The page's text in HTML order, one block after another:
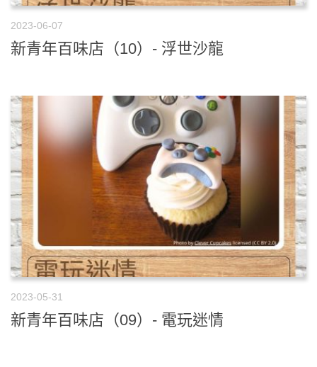
2023-06-07
新青年百味店（10）- 浮世沙龍
2023-05-31
新青年百味店（09）- 電玩迷情